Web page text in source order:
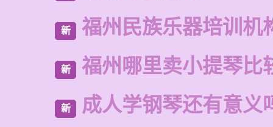
新 福州民族乐器培训机
新 福州哪里卖小提琴比
新 成人学钢琴还有意义